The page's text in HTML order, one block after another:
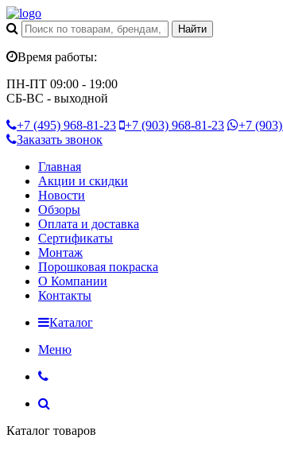
Время работы:
ПН-ПТ 09:00 - 19:00
СБ-ВС - выходной
+7 (495) 968-81-23 +7 (903) 968-81-23 +7 (903)
Заказать звонок
Главная
Акции и скидки
Новости
Обзоры
Оплата и доставка
Сертификаты
Монтаж
Порошковая покраска
О Компании
Контакты
Каталог
Меню
Каталог товаров